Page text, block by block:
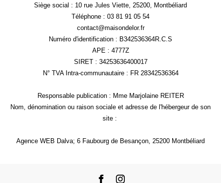
Siège social : 10 rue Jules Viette, 25200, Montbéliard
Téléphone : 03 81 91 05 54
contact@maisondelor.fr
Numéro d'identification : B342536364R.C.S
APE : 4777Z
SIRET : 34253636400017
N° TVA Intra-communautaire : FR 28342536364
Responsable publication : Mme Marjolaine REITER
Nom, dénomination ou raison sociale et adresse de l'hébergeur de son
site :
Agence WEB Dalva; 6 Faubourg de Besançon, 25200 Montbéliard